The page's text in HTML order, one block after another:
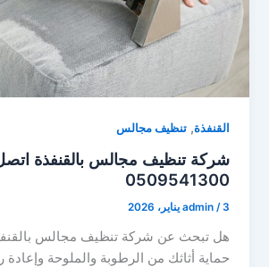
القنفذة,تنظيف مجالس
شركة تنظيف مجالس بالقنفذة
0509541300
admin /3 يناير، 2026
هل تبحث عن شركة تنظيف مجالس
حماية أثاثك من الرطوبة والملوحة وإعادة